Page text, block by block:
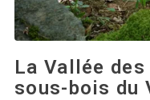
La Vallée
sous-bois du